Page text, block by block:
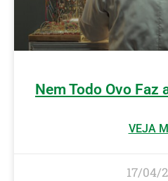
Nem Todo Ovo Faz
VEJA
17/04/